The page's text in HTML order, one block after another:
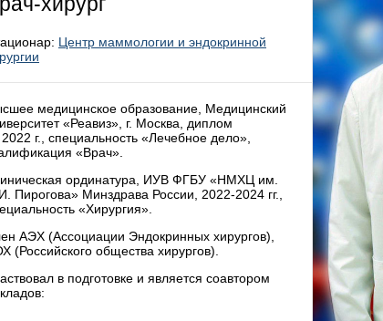
Центр маммологии и эндокринной
медицинское образование, Медицинский
«Реавиз», г. Москва, диплом
2022 г., специальность «Лечебное дело»,
«Врач».
ординатура, ИУВ ФГБУ «НМХЦ им.
Пирогова» Минздрава России, 2022-2024 гг.,
«Хирургия».
АЭХ (Ассоциации Эндокринных хирургов),
(Российского общества хирургов).
в подготовке и является соавтором